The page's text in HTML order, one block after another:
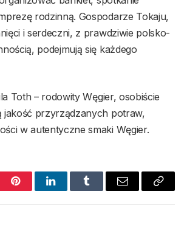
rodzinną. Gospodarze Tokaju,
i serdeczni, z prawdziwie polsko-
podejmują się każdego
Toth – rodowity Węgier, osobiście
jakość przyrządzanych potraw,
w autentyczne smaki Węgier.
PinterestLinkedInTumblr Email
Copy